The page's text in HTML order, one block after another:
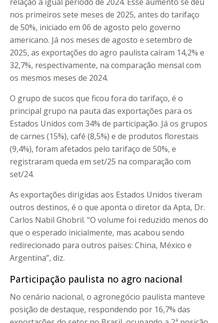
nos primeiros sete meses de 2025, antes do tarifaço
de 50%, iniciado em 06 de agosto pelo governo
americano. Já nos meses de agosto e setembro de
2025, as exportações do agro paulista caíram 14,2% e
32,7%, respectivamente, na comparação mensal com
os mesmos meses de 2024.
O grupo de sucos que ficou fora do tarifaço, é o
principal grupo na pauta das exportações para os
Estados Unidos com 34% de participação. Já os grupos
de carnes (15%), café (8,5%) e de produtos florestais
(9,4%), foram afetados pelo tarifaço de 50%, e
registraram queda em set/25 na comparação com
set/24.
As exportações dirigidas aos Estados Unidos tiveram
outros destinos, é o que aponta o diretor da Apta, Dr.
Carlos Nabil Ghobril. “O volume foi reduzido menos do
que o esperado inicialmente, mas acabou sendo
redirecionado para outros países: China, México e
Argentina”, diz.
Participação paulista no agro nacional
No cenário nacional, o agronegócio paulista manteve
posição de destaque, respondendo por 16,7% das